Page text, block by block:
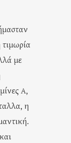
με
Α,
η